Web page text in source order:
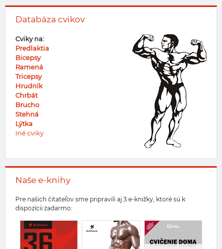
Databáza cvikov
Cviky na:
Predlaktia
Bicepsy
Ramená
Tricepsy
Hrudník
Chrbát
Brucho
Stehná
Lýtka
Iné cviky
Naše e-knihy
Pre našich čitateľov sme pripravili aj 3 e-knižky, ktoré sú k
dispozícii zadarmo: